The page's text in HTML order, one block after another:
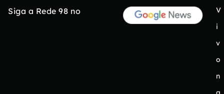
Siga a Rede 98 no
V
i
v
o
n